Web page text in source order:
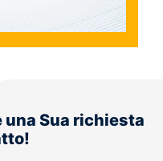
una Sua richiesta